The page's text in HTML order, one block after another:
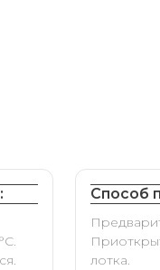
Способ
лотка.